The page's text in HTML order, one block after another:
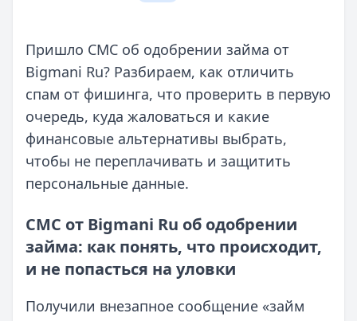
Пришло СМС об одобрении займа от
Bigmani Ru? Разбираем, как отличить
спам от фишинга, что проверить в первую
очередь, куда жаловаться и какие
финансовые альтернативы выбрать,
чтобы не переплачивать и защитить
персональные данные.
СМС от Bigmani Ru об одобрении
займа: как понять, что происходит,
и не попасться на уловки
Получили внезапное сообщение «займ